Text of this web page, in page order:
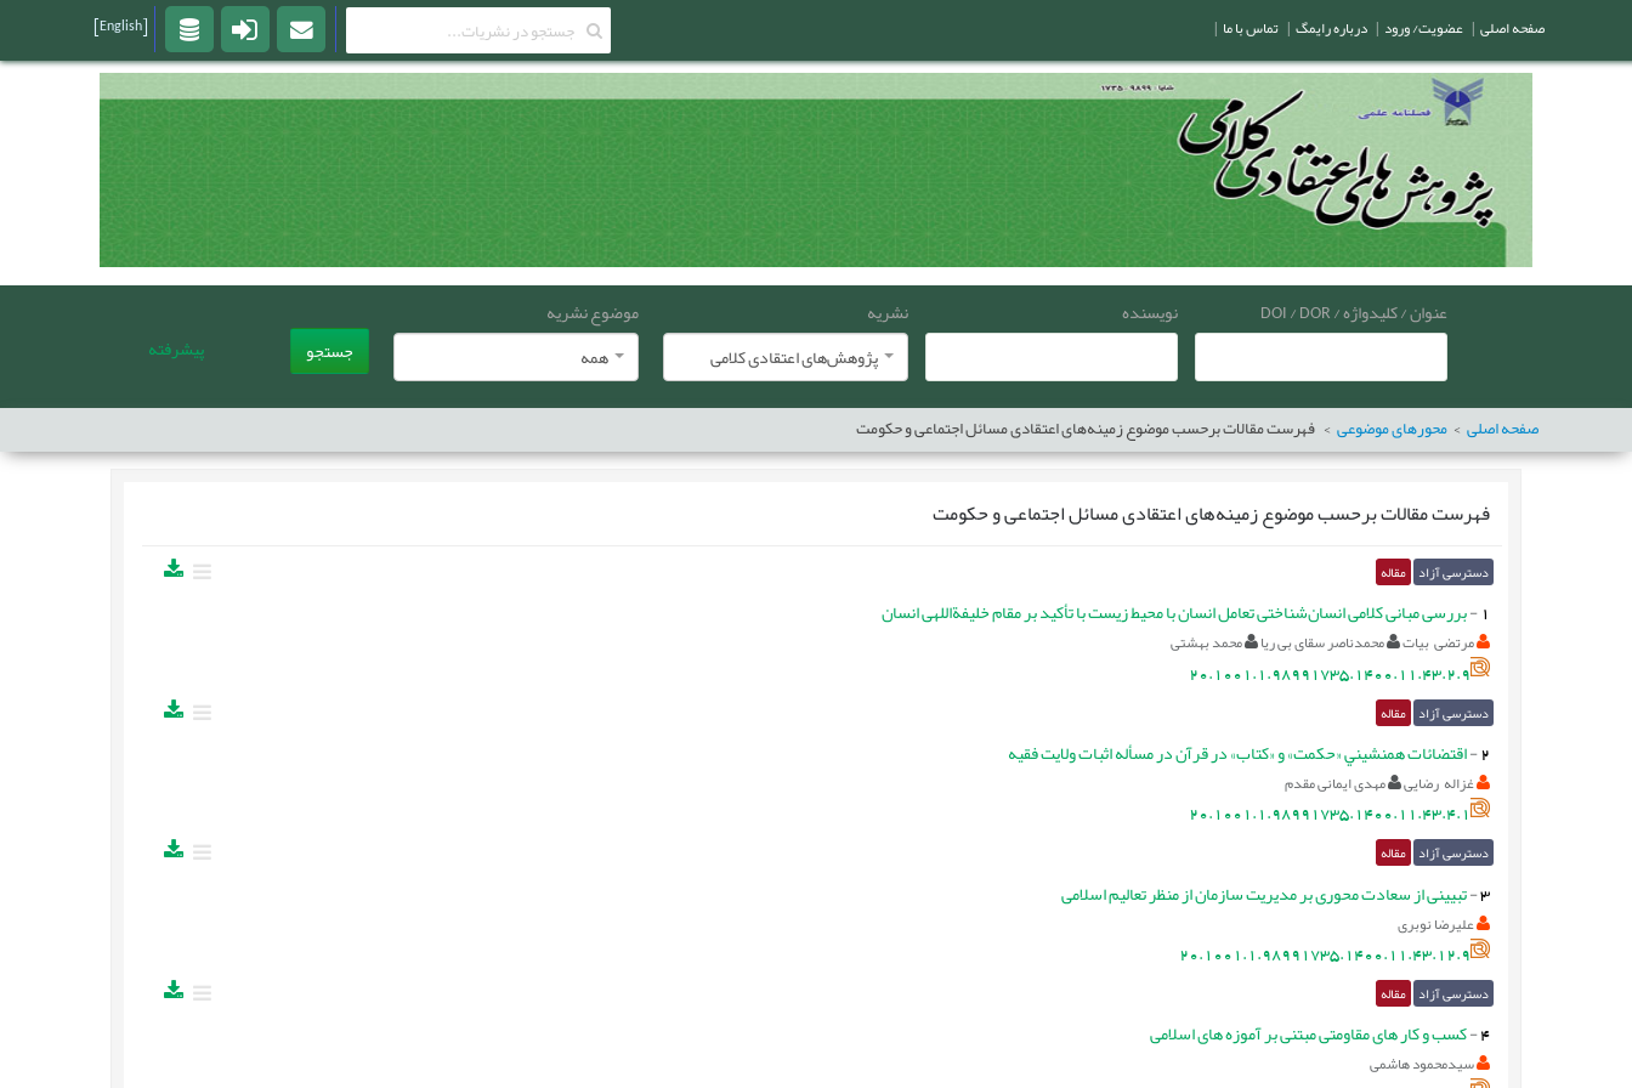
عنوان / کلیدواژه / DOI / DOR نویسنده
نشریه
پژوهش‌های اعتقادی کلامی
موضوع نشریه
همه
جستجو پیشرفته
صفحه اصلی محورهای موضوعی فهرست مقالات برحسب موضوعزمینه‌های اعتقادی مسائل اجتماعی و حکومت
فهرست مقالات برحسب موضوعزمینه‌های اعتقادی مسائل اجتماعی و حکومت
دسترسی آزاد مقاله
1
-بررسی مبانی کلامی انسان‌شناختی تعامل انسان با محیط زیست با تأکید بر مقام خلیفة‌اللهی انسان
مرتضی بیات محمدناصر سقای بی ریا محمد بهشتی
20.1001.1.98991735.1400.11.43.2.9
دسترسی آزاد مقاله
2
-اقتضائات همنشيني «حكمت» و «كتاب» در قرآن در مسأله اثبات ولایت فقیه
غزاله رضایی مهدی ایمانی مقدم
20.1001.1.98991735.1400.11.43.4.1
دسترسی آزاد مقاله
3
-تبیینی از سعادت محوری بر مدیریت سازمان از منظر تعالیم اسلامی
علیرضا نوبری
20.1001.1.98991735.1400.11.43.12.9
دسترسی آزاد مقاله
4
-کسب و کار های مقاومتی مبتنی بر آموزه های اسلامی
سیدمحمود هاشمی
صفحه اصلی | عضویت/ ورود | درباره رایمگ | تماس با ما |
[English]